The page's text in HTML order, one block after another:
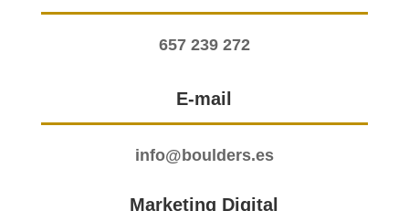
657 239 272
E-mail
info@boulders.es
Marketing Digital